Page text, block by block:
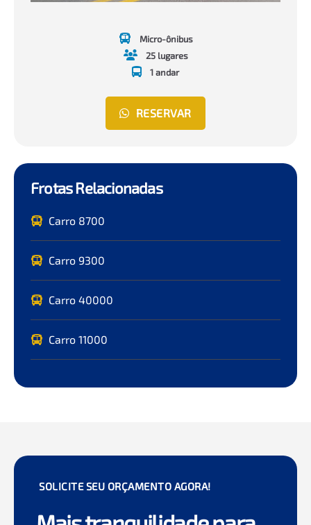
Micro-ônibus
25 lugares
1 andar
RESERVAR
Frotas Relacionadas
Carro 8700
Carro 9300
Carro 40000
Carro 11000
SOLICITE SEU ORÇAMENTO AGORA!